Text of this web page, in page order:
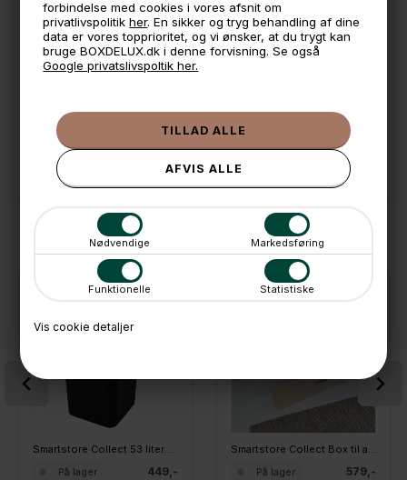
forbindelse med cookies i vores afsnit om
privatlivspolitikher. En sikker og tryg behandling af dine
data er vores topprioritet, og vi ønsker, at du trygt kan
bruge BOXDELUX.dk i denne forvisning. Se også
Google privatslivspoltik her.
Nødvendige Markedsføring
Funktionelle Statistiske
Vis cookie detaljer
🧺 Kan du lægge varen i kurven, er den på lager
🌟 4,9 med over 1200 anmeldelser ★★★★★
📦 Fragtfri v. køb over 999,- ellers fra 49,- med GLS
📱 Kundeservice 50446800 (9-12)
Kundeservice mail@boxdelux.dk (24/7)
ANDRE IDÉER
Smartstore Collect 53 liters plastbeholder med låg - Sort
449,-
På lager
Smartstore Collect Box til affaldssortering - 46L SLIM - Hvid
579,-
På lager